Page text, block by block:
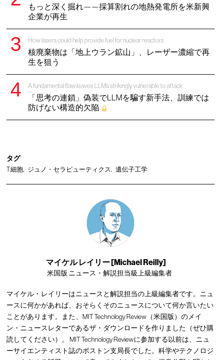
もっと深く掘れ——採算割れの地熱発電所を米新興
企業が再生
How lasers could help provide fuel for nuclear reactors
核廃棄物は「地上ウラン鉱山」、レーザー濃縮で再
生を狙う
A fundamental flaw leaves LLMs strikingly vulnerable to attack
「思考の連鎖」偽装でLLMを騙す新手法、訓練では
防げない構造的欠陥
タグ
T細胞 ジュノ・セラピューティクス 遺伝子工学
マイケル レイリー [Michael Reilly]
米国版 ニュース・解説担当級上級編集者
マイケル・レイリーはニュースと解説担当の上級編集者です。ニュ
ースに何かがあれば、おそらくそのニュースについて何か言いたい
ことがあります。また、MIT Technology Review（米国版）のメイ
ン・ニュースレターであるザ・ダウンロードを作りました（ぜひ購
読してください）。 MIT Technology Reviewに参加する以前は、ニュ
ーサイエンティスト誌のボストン支局長でした。科学やテクノロジ